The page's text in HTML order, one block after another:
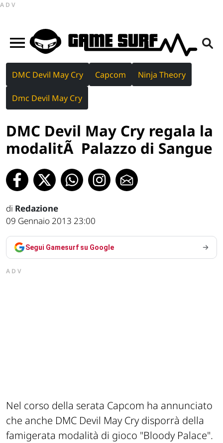
ADV
DMC Devil May Cry Capcom Ninja Theory
Dmc Devil May Cry
DMC Devil May Cry regala la
modalitÃ Palazzo di Sangue
di Redazione
09 Gennaio 2013 23:00
Segui Gamesurf su Google
ADV
Nel corso della serata Capcom ha annunciato
che anche DMC Devil May Cry disporrà della
famigerata modalità di gioco "Bloody Palace".